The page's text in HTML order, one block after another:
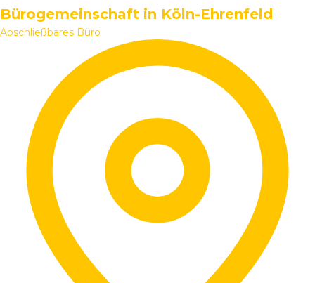
Bürogemeinschaft in Köln-Ehrenfeld
Abschließbares Büro